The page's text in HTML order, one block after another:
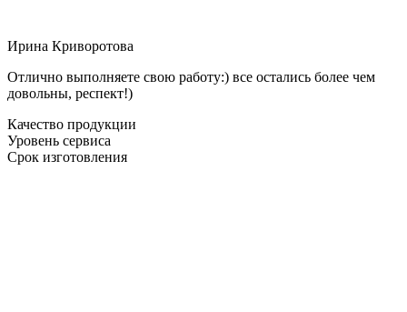
Ирина Криворотова
Отлично выполняете свою работу:) все остались более чем
довольны, респект!)
Качество продукции
Уровень сервиса
Срок изготовления